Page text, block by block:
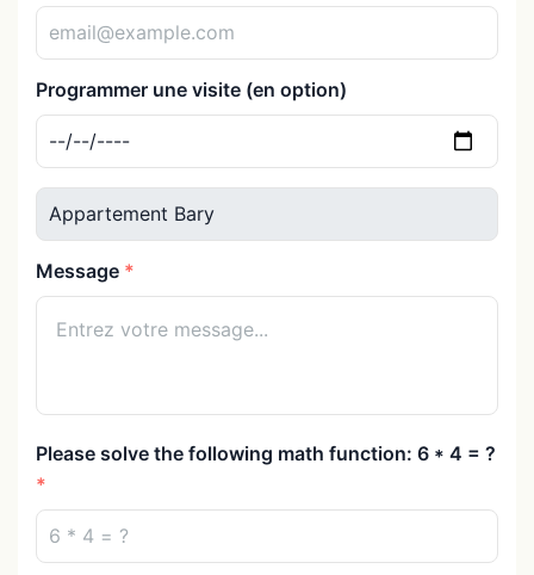
Programmer une visite (en option)
Message
Please solve the following math function: 6 * 4 = ?